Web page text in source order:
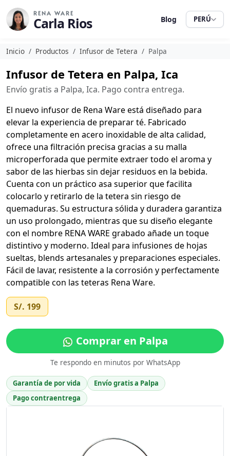
RENA WARE
Carla Rios Blog PERÚ
Inicio Productos Infusor de Tetera Palpa
Infusor de Tetera en Palpa, Ica
Envío gratis a Palpa, Ica. Pago contra entrega.
El nuevo infusor de Rena Ware está diseñado para
elevar la experiencia de preparar té. Fabricado
completamente en acero inoxidable de alta calidad,
ofrece una filtración precisa gracias a su malla
microperforada que permite extraer todo el aroma y
sabor de las hierbas sin dejar residuos en la bebida.
Cuenta con un práctico asa superior que facilita
colocarlo y retirarlo de la tetera sin riesgo de
quemaduras. Su estructura sólida y duradera garantiza
un uso prolongado, mientras que su diseño elegante
con el nombre RENA WARE grabado añade un toque
distintivo y moderno. Ideal para infusiones de hojas
sueltas, blends artesanales y preparaciones especiales.
Fácil de lavar, resistente a la corrosión y perfectamente
compatible con las teteras Rena Ware.
S/. 199
Comprar en Palpa
Te respondo en minutos por WhatsApp
Garantía de por vida
Envío gratis a Palpa
Pago contraentrega